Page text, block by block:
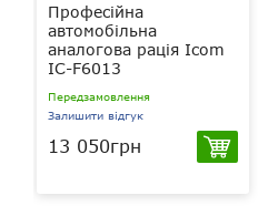
Професійна
автомобільна
аналогова рація Icom
IC-F6013
Передзамовлення
Залишити відгук
13 050грн